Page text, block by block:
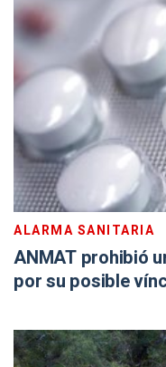
ALARMA SANITARIA
ANMAT prohibió
por su posible